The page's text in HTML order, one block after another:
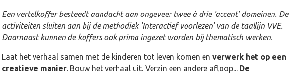
Een vertelkoffer besteedt aandacht aan ongeveer twee à drie 'accent' domeinen. De
activiteiten sluiten aan bij de methodiek 'Interactief voorlezen' van de taallijn VVE.
Daarnaast kunnen de koffers ook prima ingezet worden bij thematisch werken.
Laat het verhaal samen met de kinderen tot leven komen enverwerk het op een
creatieve manier. Bouw het verhaal uit. Verzin een andere afloop... De